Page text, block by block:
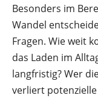
Besonders im
Wandel
Fragen. Wie weit
das Laden im
langfristig? Wer
verliert